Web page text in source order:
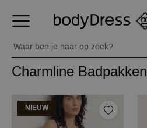
Charmline Badpakken
NIEUW